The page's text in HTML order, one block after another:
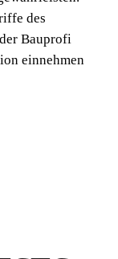
des
Bauprofi
einnehmen